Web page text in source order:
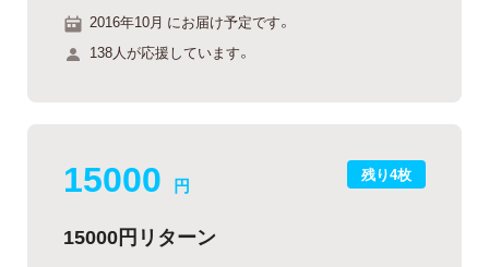
2016年10月 にお届け予定です。
138人が応援しています。
残り4枚
15000 円
15000円リターン